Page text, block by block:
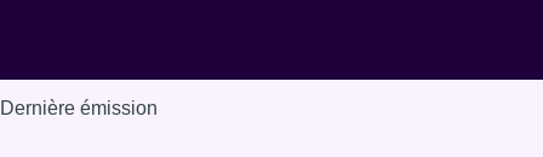
Dernière émission